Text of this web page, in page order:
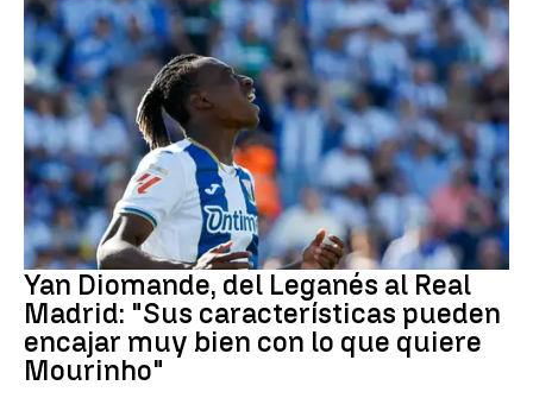
Real Madrid
Yan Diomande, del Leganés al Real
Madrid: "Sus características pueden
encajar muy bien con lo que quiere
Mourinho"